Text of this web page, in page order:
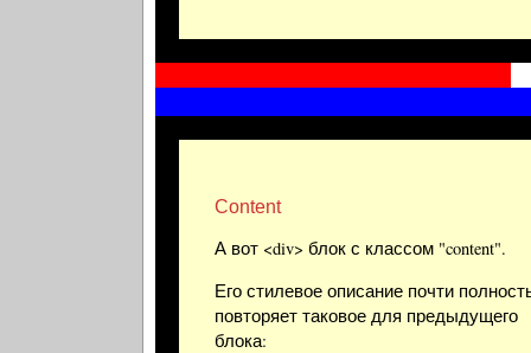
Content
А вот <div> блок с классом "content".
Его стилевое описание почти
повторяет таковое для предыдущего
блока: